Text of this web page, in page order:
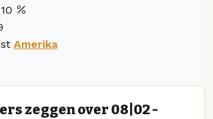
10
Amerika
zeggen over 08|02 -